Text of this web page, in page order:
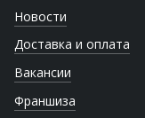
Новости
Доставка и оплата
Вакансии
Франшиза